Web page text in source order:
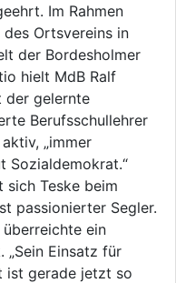
Im Rahmen
Ortsvereins in
der Bordesholmer
hielt MdB Ralf
der gelernte
Berufsschullehrer
„immer
Sozialdemokrat.“
Teske beim
passionierter Segler.
ein
„Sein Einsatz für
ist gerade jetzt so